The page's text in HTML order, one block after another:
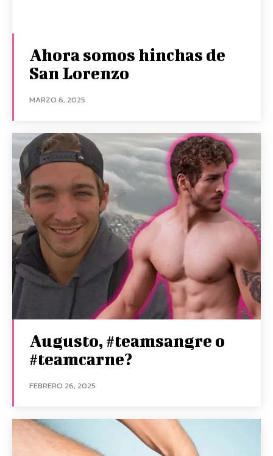
Ahora somos hinchas de
San Lorenzo
MARZO 6, 2025
Augusto, #teamsangre o
#teamcarne?
FEBRERO 26, 2025